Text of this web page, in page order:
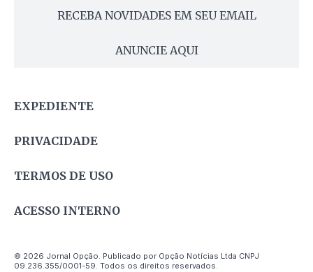
RECEBA NOVIDADES EM SEU EMAIL
ANUNCIE AQUI
EXPEDIENTE
PRIVACIDADE
TERMOS DE USO
ACESSO INTERNO
© 2026 Jornal Opção. Publicado por Opção Notícias Ltda CNPJ
09.236.355/0001-59. Todos os direitos reservados.